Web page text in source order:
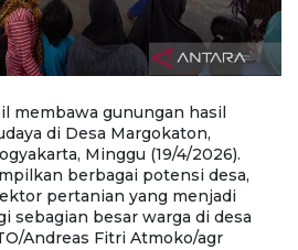
membawa gunungan hasil
di Desa Margokaton,
Minggu (19/4/2026).
berbagai potensi desa,
pertanian yang menjadi
sebagian besar warga di desa
Andreas Fitri Atmoko/agr